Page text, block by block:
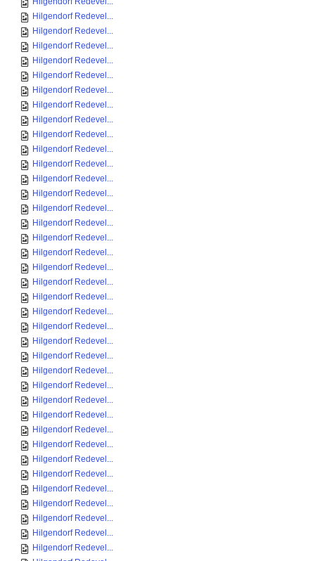
Hilgendorf Redevel...
Hilgendorf Redevel...
Hilgendorf Redevel...
Hilgendorf Redevel...
Hilgendorf Redevel...
Hilgendorf Redevel...
Hilgendorf Redevel...
Hilgendorf Redevel...
Hilgendorf Redevel...
Hilgendorf Redevel...
Hilgendorf Redevel...
Hilgendorf Redevel...
Hilgendorf Redevel...
Hilgendorf Redevel...
Hilgendorf Redevel...
Hilgendorf Redevel...
Hilgendorf Redevel...
Hilgendorf Redevel...
Hilgendorf Redevel...
Hilgendorf Redevel...
Hilgendorf Redevel...
Hilgendorf Redevel...
Hilgendorf Redevel...
Hilgendorf Redevel...
Hilgendorf Redevel...
Hilgendorf Redevel...
Hilgendorf Redevel...
Hilgendorf Redevel...
Hilgendorf Redevel...
Hilgendorf Redevel...
Hilgendorf Redevel...
Hilgendorf Redevel...
Hilgendorf Redevel...
Hilgendorf Redevel...
Hilgendorf Redevel...
Hilgendorf Redevel...
Hilgendorf Redevel...